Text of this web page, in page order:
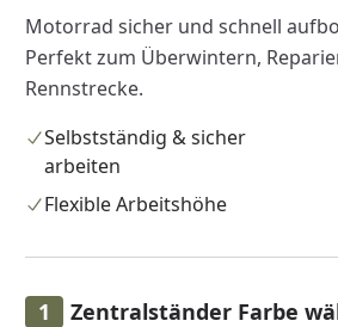
Motorrad sicher und schnell
Perfekt zum Überwintern,
Rennstrecke.
Selbstständig & sicher
arbeiten
Flexible Arbeitshöhe
Zentralständer Farbe